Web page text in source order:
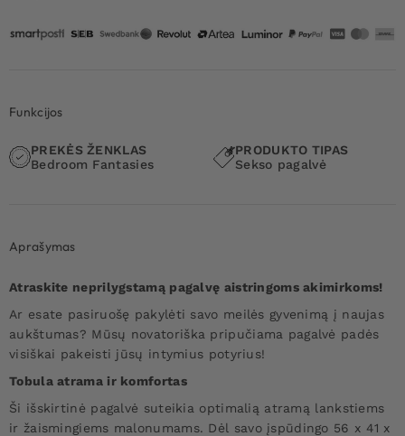
Funkcijos
PREKĖS ŽENKLAS
Bedroom Fantasies
PRODUKTO TIPAS
Sekso pagalvė
Aprašymas
Atraskite neprilygstamą pagalvę aistringoms akimirkoms!
Ar esate pasiruošę pakylėti savo meilės gyvenimą į naujas
aukštumas? Mūsų novatoriška pripučiama pagalvė padės
visiškai pakeisti jūsų intymius potyrius!
Tobula atrama ir komfortas
Ši išskirtinė pagalvė suteikia optimalią atramą lankstiems
ir žaismingiems malonumams. Dėl savo įspūdingo 56 x 41 x